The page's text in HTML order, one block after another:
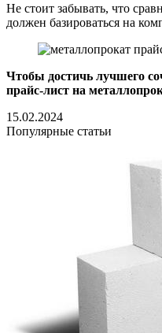
Не стоит забывать, что
должен базироваться на
Чтобы достичь лучшего
прайс-лист на
15.02.2024
Популярные статьи